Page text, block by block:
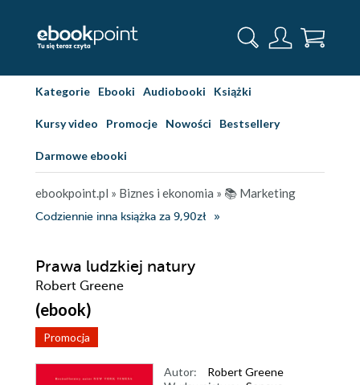
Kategorie Ebooki Audiobooki Książki
Kursy video Promocje Nowości Bestsellery
Darmowe ebooki
ebookpoint.pl » Biznes i ekonomia » 📚 Marketing
Codziennie inna książka za 9,90zł
Prawa ludzkiej natury
Robert Greene
(ebook)
Promocja
Autor:
Robert Greene